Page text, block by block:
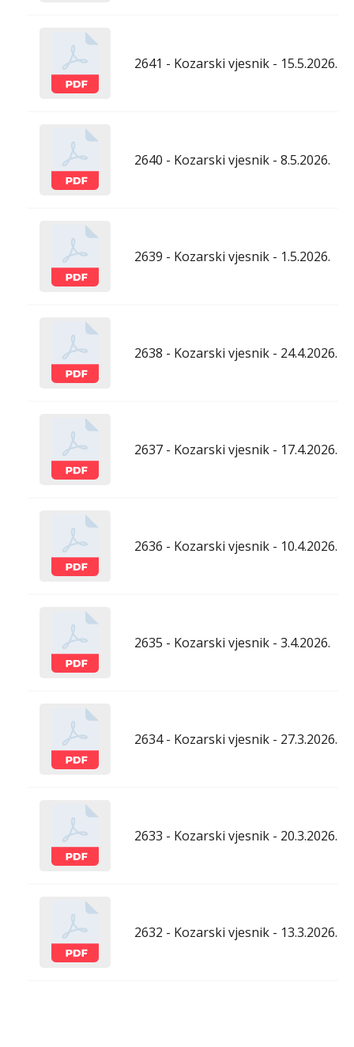
2641 - Kozarski vjesnik - 15.5.2026.
2640 - Kozarski vjesnik - 8.5.2026.
2639 - Kozarski vjesnik - 1.5.2026.
2638 - Kozarski vjesnik - 24.4.2026.
2637 - Kozarski vjesnik - 17.4.2026.
2636 - Kozarski vjesnik - 10.4.2026.
2635 - Kozarski vjesnik - 3.4.2026.
2634 - Kozarski vjesnik - 27.3.2026.
2633 - Kozarski vjesnik - 20.3.2026.
2632 - Kozarski vjesnik - 13.3.2026.